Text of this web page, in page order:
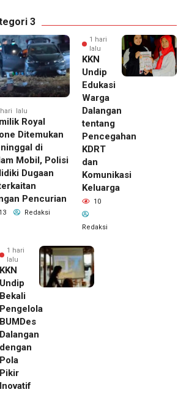
3
hari lalu
Royal
Ditemukan
di
Mobil, Polisi
Dugaan
Pencurian
13 Redaksi
1 hari
lalu
KKN
Undip
Edukasi
Warga
Dalangan
tentang
Pencegahan
KDRT
dan
Komunikasi
Keluarga
10
Redaksi
1 hari
lalu
KKN
Undip
Bekali
Pengelola
BUMDes
Dalangan
dengan
Pola
Pikir
Inovatif